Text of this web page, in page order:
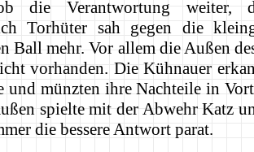
die Verantwortung weiter,
Torhüter sah gegen die
Ball mehr. Vor allem die Außen
vorhanden. Die Kühnauer
und münzten ihre Nachteile in
spielte mit der Abwehr Katz
die bessere Antwort parat.